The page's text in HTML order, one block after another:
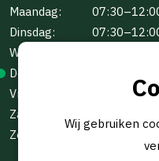
Maandag:
Dinsdag:
Woensdag:
Donderdag:
Vrijdag:
Zaterdag:
Zondag:
Wij gebruiken